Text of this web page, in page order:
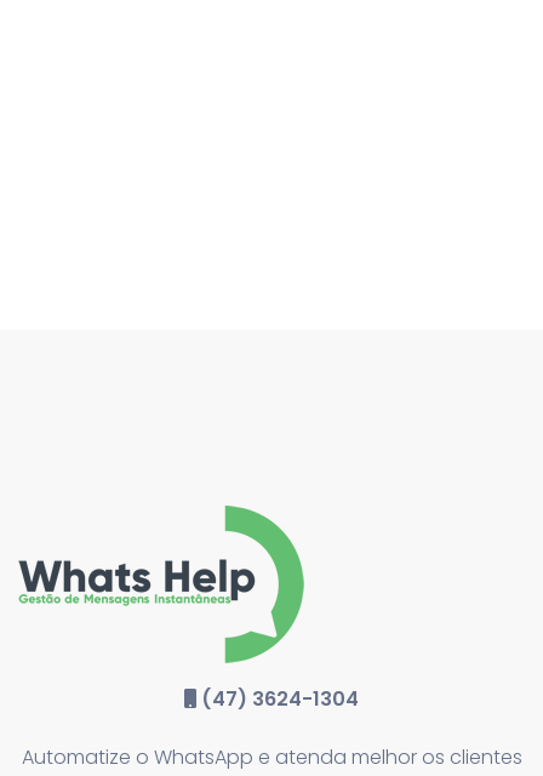
(47) 3624-1304
Automatize o WhatsApp e atenda melhor os clientes